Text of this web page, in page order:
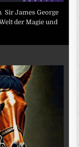
Sir James George
der Magie und